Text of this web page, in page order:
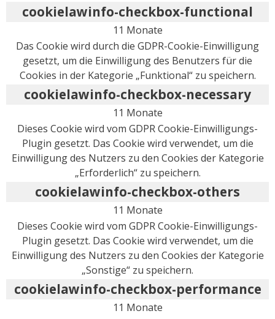
cookielawinfo-checkbox-functional
11 Monate
Das Cookie wird durch die GDPR-Cookie-Einwilligung
gesetzt, um die Einwilligung des Benutzers für die
Cookies in der Kategorie „Funktional“ zu speichern.
cookielawinfo-checkbox-necessary
11 Monate
Dieses Cookie wird vom GDPR Cookie-Einwilligungs-
Plugin gesetzt. Das Cookie wird verwendet, um die
Einwilligung des Nutzers zu den Cookies der Kategorie
„Erforderlich“ zu speichern.
cookielawinfo-checkbox-others
11 Monate
Dieses Cookie wird vom GDPR Cookie-Einwilligungs-
Plugin gesetzt. Das Cookie wird verwendet, um die
Einwilligung des Nutzers zu den Cookies der Kategorie
„Sonstige“ zu speichern.
cookielawinfo-checkbox-performance
11 Monate